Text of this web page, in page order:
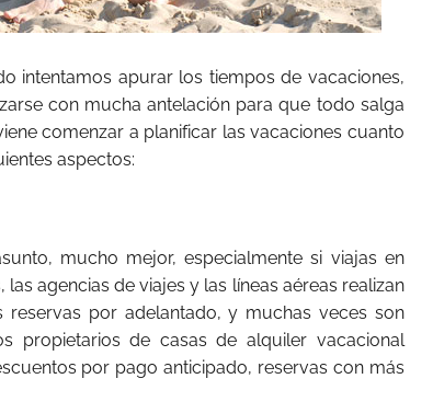
intentamos apurar los tiempos de vacaciones,
con mucha antelación para que todo salga
comenzar a planificar las vacaciones cuanto
aspectos:
mucho mejor, especialmente si viajas en
las agencias de viajes y las líneas aéreas realizan
reservas por adelantado, y muchas veces son
propietarios de casas de alquiler vacacional
por pago anticipado, reservas con más